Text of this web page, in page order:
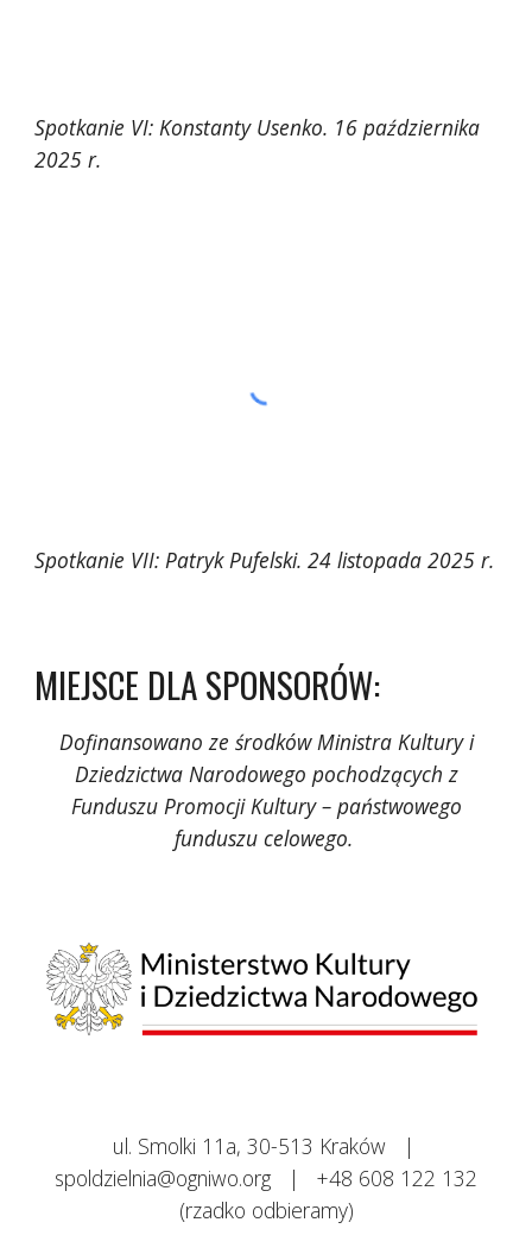
Spotkanie VI: Konstanty Usenko. 16 października
2025 r.
Spotkanie VII: Patryk Pufelski. 24 listopada 2025 r.
MIEJSCE DLA SPONSORÓW:
Dofinansowano ze środków Ministra Kultury i
Dziedzictwa Narodowego pochodzących z
Funduszu Promocji Kultury – państwowego
funduszu celowego.
ul. Smolki 11a, 30-513 Kraków|
spoldzielnia@ogniwo.org
|
+48 608 122 132
(rzadko odbieramy)